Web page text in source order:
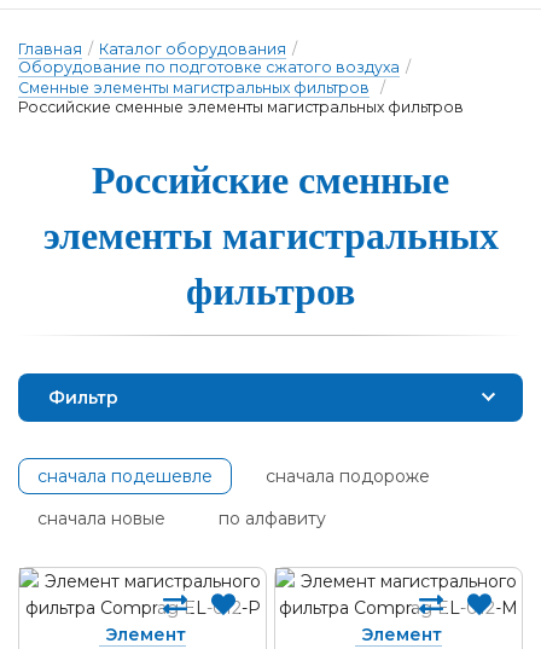
Главная / Каталог оборудования /
Оборудование по подготовке сжатого воздуха /
Сменные элементы магистральных фильтров
/
Российские сменные элементы магистральных фильтров
Рос­сий­ские смен­ные
э­ле­мен­ты ма­гис­траль­ных
филь­тров
Фильтр
сначала подешевле
сначала подороже
сначала новые
по алфавиту
Элемент
Элемент